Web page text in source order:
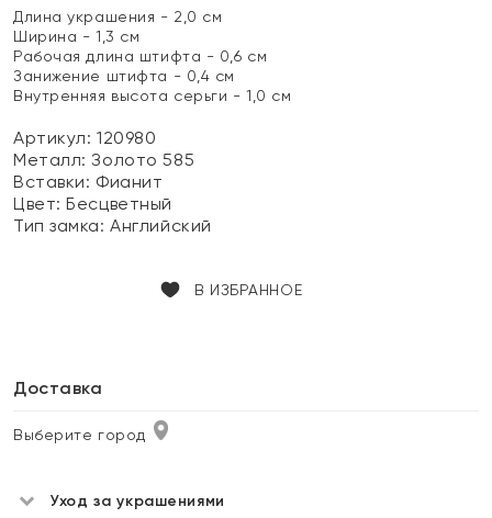
Длина украшения - 2,0 см
Ширина - 1,3 см
Рабочая длина штифта - 0,6 см
Занижение штифта - 0,4 см
Внутренняя высота серьги - 1,0 см
Артикул: 120980
Металл:Золото 585
Вставки: Фианит
Цвет:Бесцветный
Тип замка:Английский
В ИЗБРАННОЕ
Доставка
Выберите город
Уход за украшениями